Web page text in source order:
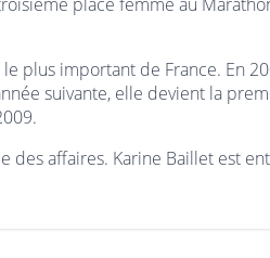
plus important de France. En
suivante, elle devient la
des affaires. Karine Baillet est